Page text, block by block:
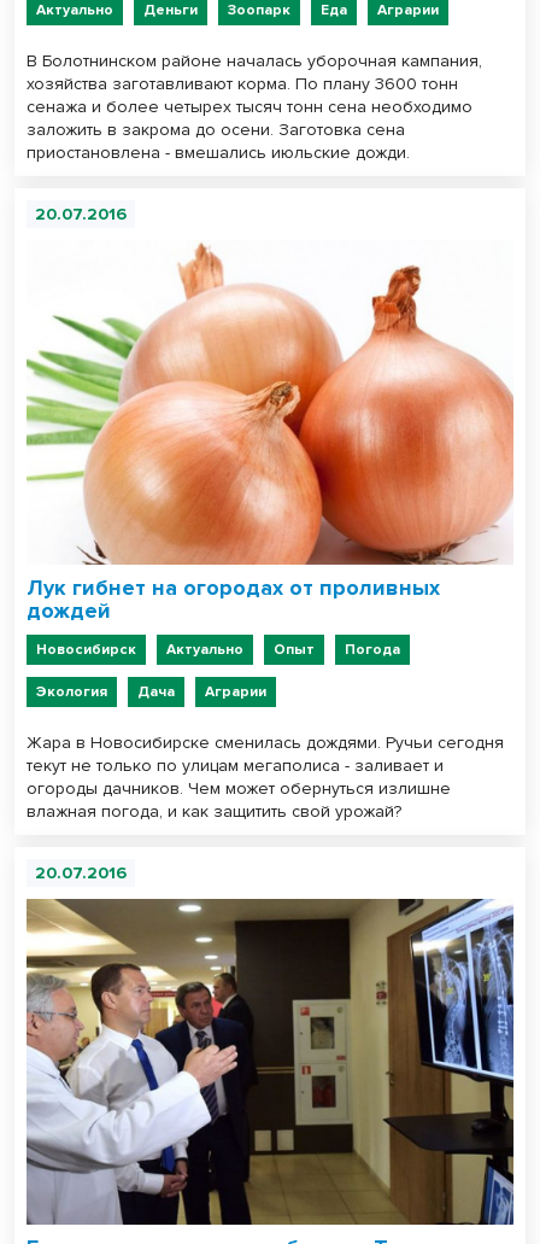
Актуально Деньги Зоопарк Еда Аграрии
В Болотнинском районе началась уборочная кампания,
хозяйства заготавливают корма. По плану 3600 тонн
сенажа и более четырех тысяч тонн сена необходимо
заложить в закрома до осени. Заготовка сена
приостановлена - вмешались июльские дожди.
20.07.2016
Лук гибнет на огородах от проливных
дождей
Новосибирск Актуально Опыт Погода
Экология Дача Аграрии
Жара в Новосибирске сменилась дождями. Ручьи сегодня
текут не только по улицам мегаполиса - заливает и
огороды дачников. Чем может обернуться излишне
влажная погода, и как защитить свой урожай?
20.07.2016